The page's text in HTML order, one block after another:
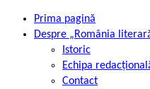
Prima pagină
Despre „România
Istoric
Echipa
Contact